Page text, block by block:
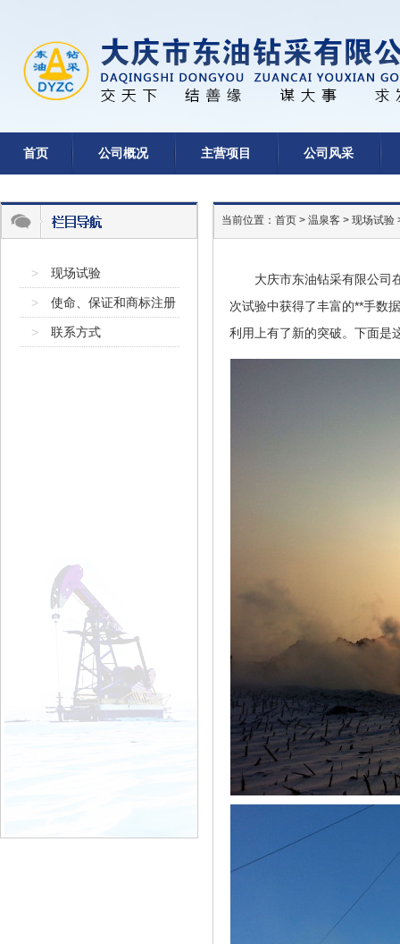
首页 公司概况 主营项目 公司风采
> 现场试验
> 使命、保证和商标注册
> 联系方式
当前位置： 首页 > 温泉客 > 现场试验
大庆市东油钻采有限公司
次试验中获得了丰富的**手数
利用上有了新的突破。下面是